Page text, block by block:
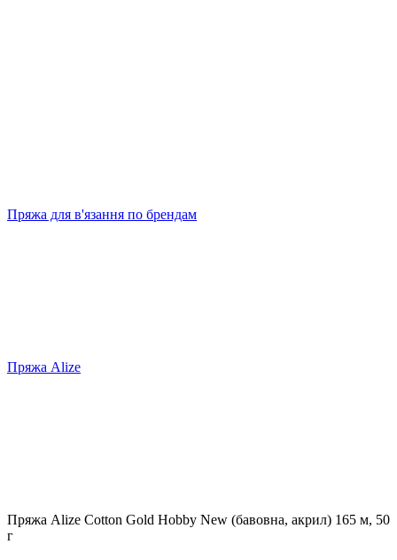
Пряжа для в'язання по брендам
Пряжа Alize
Пряжа Alize Cotton Gold Hobby New (бавовна, акрил) 165 м, 50
г